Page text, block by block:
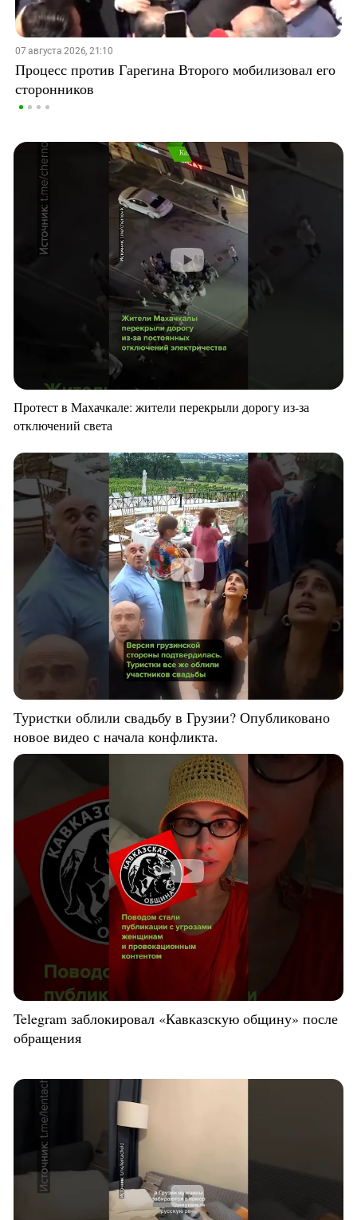
07 августа 2026, 21:10
Процесс против Гарегина Второго мобилизовал его
сторонников
Протест в Махачкале: жители перекрыли дорогу из-за
отключений света
Туристки облили свадьбу в Грузии? Опубликовано
новое видео с начала конфликта.
Telegram заблокировал «Кавказскую общину» после
обращения